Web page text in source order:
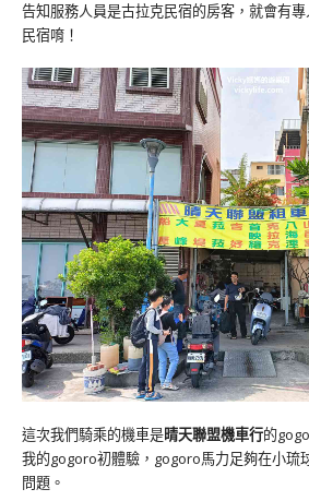
告知服務人員是古拉克民宿的房客，就會有
民宿唷！
這次我們騎乘的機車是晴天聯盟機車行的
我的gogoro初體驗，gogoro馬力足夠在小琉
問題。